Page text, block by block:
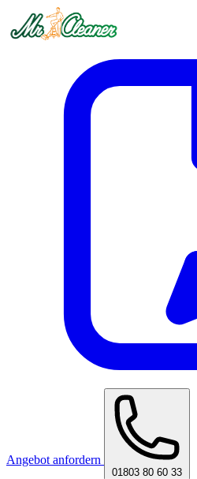
Angebot anfordern
01803 80 60 33